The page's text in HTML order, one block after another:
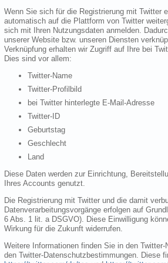
Wenn Sie sich für die Registrierung mit Twitter
automatisch auf die Plattform von Twitter
sich mit Ihren Nutzungsdaten anmelden.
unserer Website bzw. unseren Diensten
Verknüpfung erhalten wir Zugriff auf Ihre bei
Dies sind vor allem:
Twitter-Name
Twitter-Profilbild
bei Twitter hinterlegte E-Mail-Adresse
Twitter-ID
Geburtstag
Geschlecht
Land
Diese Daten werden zur Einrichtung,
Ihres Accounts genutzt.
Die Registrierung mit Twitter und die damit
Datenverarbeitungsvorgänge erfolgen auf
6 Abs. 1 lit. a DSGVO). Diese Einwilligung
Wirkung für die Zukunft widerrufen.
Weitere Informationen finden Sie in den Twitter-
den Twitter-Datenschutzbestimmungen. Diese